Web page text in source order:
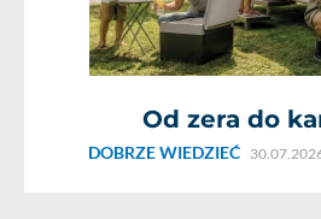
Od zera do
DOBRZE WIEDZIEĆ